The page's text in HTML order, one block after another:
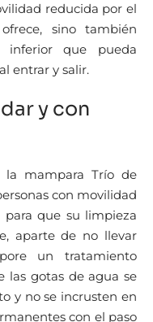
reducida por el
sino también
que pueda
entrar y salir.
y con
la mampara Trío de
con movilidad
para que su limpieza
aparte de no llevar
un tratamiento
las gotas de agua se
y no se incrusten en
con el paso